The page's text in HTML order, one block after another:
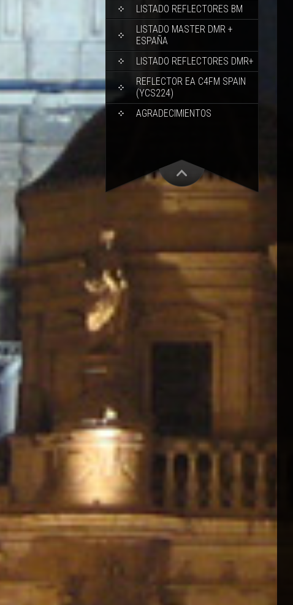
LISTADO REFLECTORES BM
LISTADO MASTER DMR +
ESPAÑA
LISTADO REFLECTORES DMR+
REFLECTOR EA C4FM SPAIN
(YCS224)
AGRADECIMIENTOS